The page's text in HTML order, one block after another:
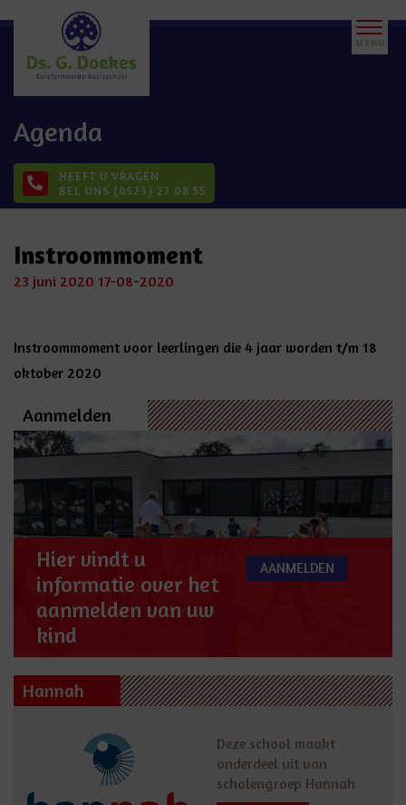
Agenda
HEEFT U VRAGEN
BEL ONS (0523) 27 08 55
Instroommoment
23 juni 2020 17-08-2020
Instroommoment voor leerlingen die 4 jaar worden t/m 18
oktober 2020
Aanmelden
Hier vindt u
informatie over het
aanmelden van uw
kind
AANMELDEN
Hannah
Deze school maakt
onderdeel uit van
scholengroep Hannah